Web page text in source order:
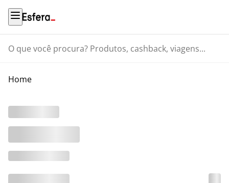
O que você procura? Produtos, cashback, viagens...
Home